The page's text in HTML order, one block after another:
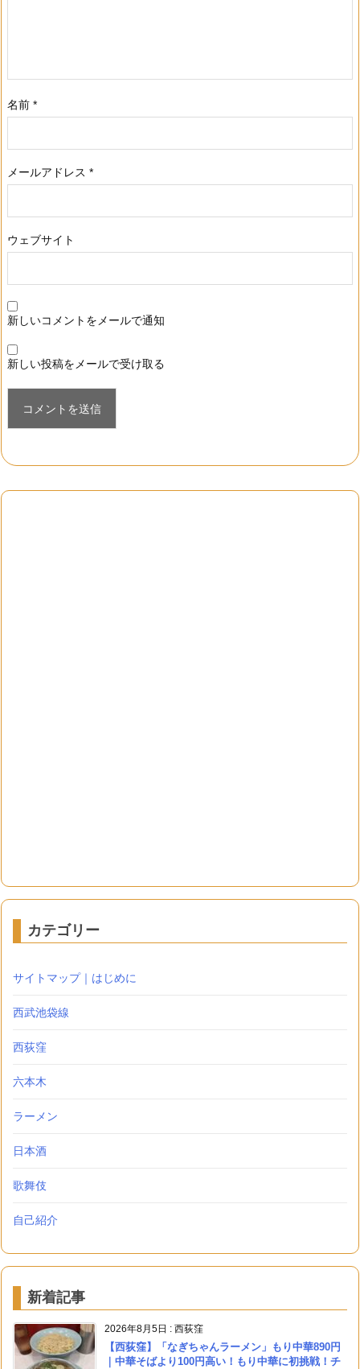
名前 *
メールアドレス *
ウェブサイト
新しいコメントをメールで通知
新しい投稿をメールで受け取る
カテゴリー
サイトマップ｜はじめに
西武池袋線
西荻窪
六本木
ラーメン
日本酒
歌舞伎
自己紹介
新着記事
2026年8月5日 : 西荻窪
【西荻窪】「なぎちゃんラーメン」もり中華890円
｜中華そばより100円高い！もり中華に初挑戦！チ